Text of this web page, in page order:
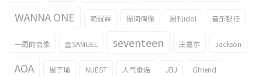
WANNA ONE 赖冠霖 周间偶像 周刊idol 音乐银行
一周的偶像 金SAMUEL seventeen 王嘉尔 Jackson
AOA 周子瑜 NUEST 人气歌谣 JBJ Gfriend